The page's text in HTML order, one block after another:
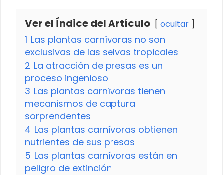
Ver el Índice del Artículo ocultar
1 Las plantas carnívoras no son
exclusivas de las selvas tropicales
2 La atracción de presas es un
proceso ingenioso
3 Las plantas carnívoras tienen
mecanismos de captura
sorprendentes
4 Las plantas carnívoras obtienen
nutrientes de sus presas
5 Las plantas carnívoras están en
peligro de extinción